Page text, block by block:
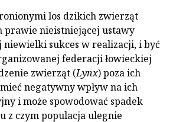
los dzikich zwierząt
prawie nieistniejącej ustawy
niewielki sukces w realizacji, i być
federacji łowieckiej
zwierząt (Lynx) poza ich
negatywny wpływ na ich
i może spowodować spadek
z czym populacja ulegnie